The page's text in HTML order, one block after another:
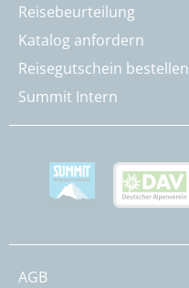
Reisebeurteilung
Katalog anfordern
Reisegutschein bestellen
Summit Intern
AGB